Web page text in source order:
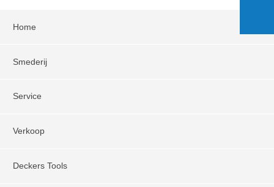
Home
Smederij
Service
Verkoop
Deckers Tools